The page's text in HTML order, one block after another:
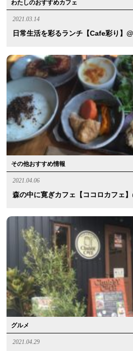
わたしのおすすめカフェ
2021.03.14
日常生活を彩るランチ【cafe彩り】
その他おすすめ情報
2021.04.06
森の中に寛ぎカフェ【ココロカフェ
グルメ
2021.04.29